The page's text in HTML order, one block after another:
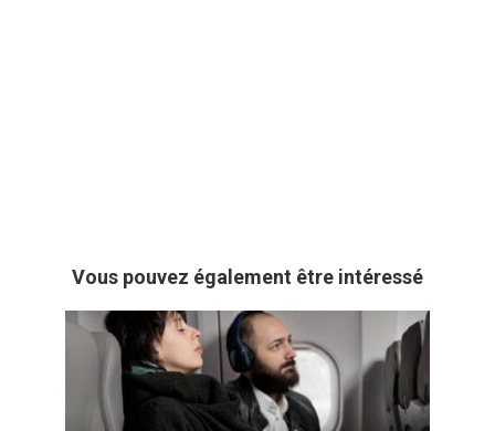
Vous pouvez également être intéressé